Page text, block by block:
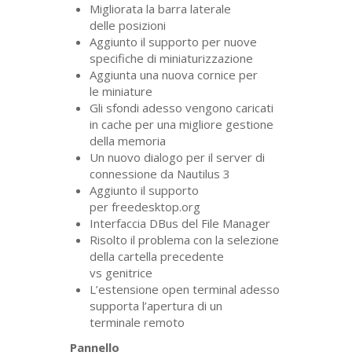
Migliorata la barra laterale
delle posizioni
Aggiunto il supporto per nuove
specifiche di miniaturizzazione
Aggiunta una nuova cornice per
le miniature
Gli sfondi adesso vengono caricati
in cache per una migliore gestione
della memoria
Un nuovo dialogo per il server di
connessione da Nautilus 3
Aggiunto il supporto
per freedesktop.org
Interfaccia DBus del File Manager
Risolto il problema con la selezione
della cartella precedente
vs genitrice
L’estensione open terminal adesso
supporta l’apertura di un
terminale remoto
Pannello